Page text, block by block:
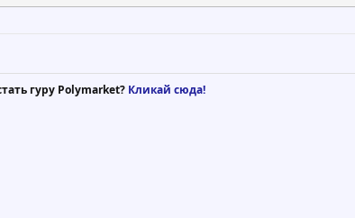
гуру Polymarket? Кликай сюда!